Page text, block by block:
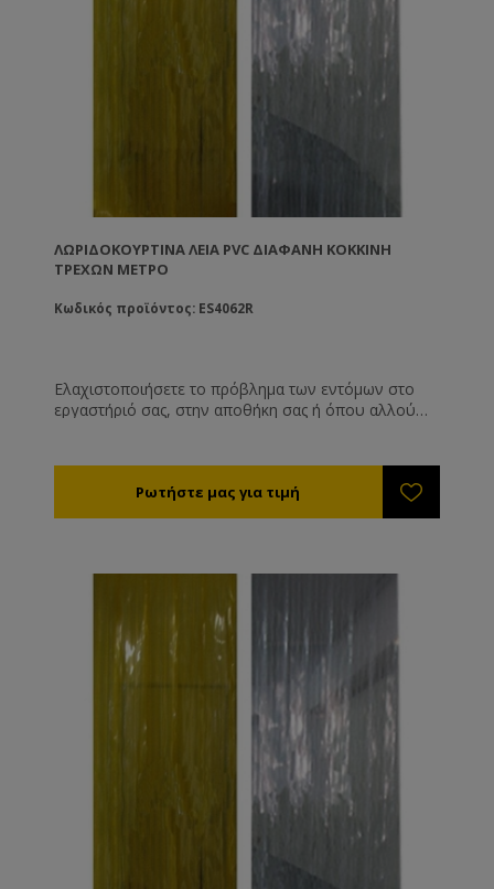
ΛΩΡΙΔΟΚΟΥΡΤΊΝΑ ΛΕΊΑ PVC ΔΙΆΦΑΝΗ ΚΌΚΚΙΝΗ
ΤΡΈΧΩΝ ΜΈΤΡΟ
Κωδικός προϊόντος: ES4062R
Ελαχιστοποιήσετε το πρόβλημα των εντόμων στο
εργαστήριό σας, στην αποθήκη σας ή όπου αλλού
στείλουμε τις λωριδοκουρτίνες έτοιμες για
τοποθέτηση αρκεί να μας δώσετε το ολικό ύψος και